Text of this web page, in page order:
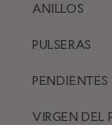
ANILLOS
PULSERAS
PENDIENTES
VIRGEN DEL